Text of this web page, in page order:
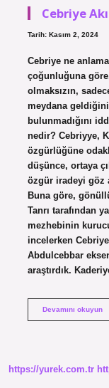
Cebriye
Tarih: Kasım 2, 2024
Cebriye ne
çoğunluğuna
olmaksızın,
meydana
bulunmadığını
nedir? Cebriyye,
özgürlüğüne
düşünce, ortaya
özgür iradeyi göz
Buna göre,
Tanrı tarafından
mezhebinin
incelerken
Abdulcebbar
araştırdık.
Devamını okuyun
https://yurek.com.tr